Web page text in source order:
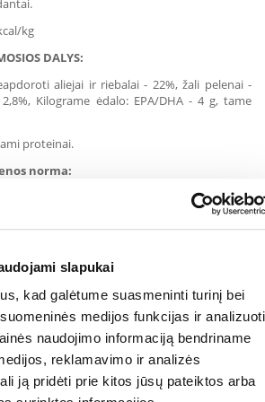
slapukai
kad galėtume suasmeninti turinį bei
medijos funkcijas ir analizuoti
naudojimo informaciją bendriname
reklamavimo ir analizės
ją pridėti prie kitos jūsų pateiktos arba
kg
DALYS:
aliejai ir riebalai - 22%, žali pelenai -
Kilograme ėdalo: EPA/DHA - 4 g, tame
proteinai.
norma:
normos (g/dienai):
Visada turi būti
0,8 - 1,2 1,8 - 2,8
- - -
-
Baby
Cat
- - -
-
- 55 - 75 g